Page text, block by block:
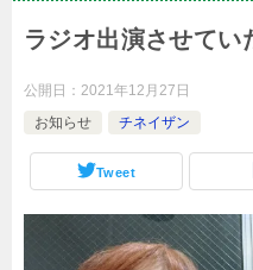
ラジオ出演させてい
公開日： 2021年12月27日
お知らせ
チネイザン
Tweet